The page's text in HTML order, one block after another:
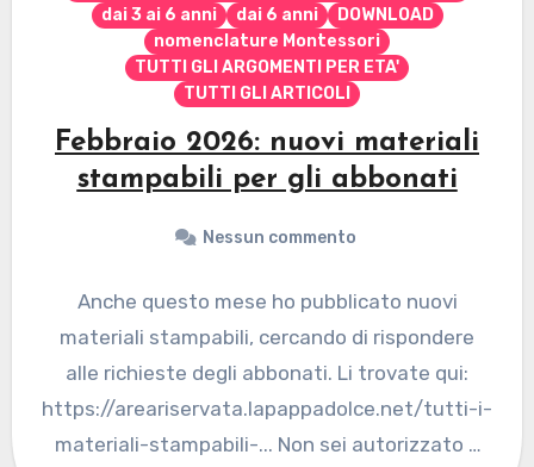
dai 3 ai 6 anni
dai 6 anni
DOWNLOAD
nomenclature Montessori
TUTTI GLI ARGOMENTI PER ETA'
TUTTI GLI ARTICOLI
Febbraio 2026: nuovi materiali
stampabili per gli abbonati
Nessun commento
Anche questo mese ho pubblicato nuovi
materiali stampabili, cercando di rispondere
alle richieste degli abbonati. Li trovate qui:
https://areariservata.lapappadolce.net/tutti-i-
materiali-stampabili-... Non sei autorizzato a